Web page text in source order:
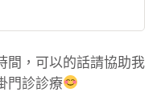
間，可以的話請協助我
門診診療